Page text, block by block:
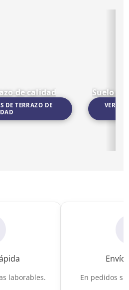
de calidad
DE TERRAZO DE
Suelo
VER
laborables. En pedidos